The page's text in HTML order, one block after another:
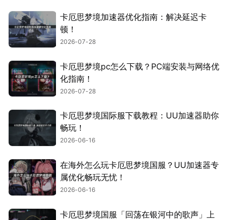
卡厄思梦境加速器优化指南：解决延迟卡
顿！
2026-07-28
卡厄思梦境pc怎么下载？PC端安装与网络优
化指南！
2026-07-28
卡厄思梦境国际服下载教程：UU加速器助你
畅玩！
2026-06-16
在海外怎么玩卡厄思梦境国服？UU加速器专
属优化畅玩无忧！
2026-06-16
卡厄思梦境国服「回荡在银河中的歌声」上